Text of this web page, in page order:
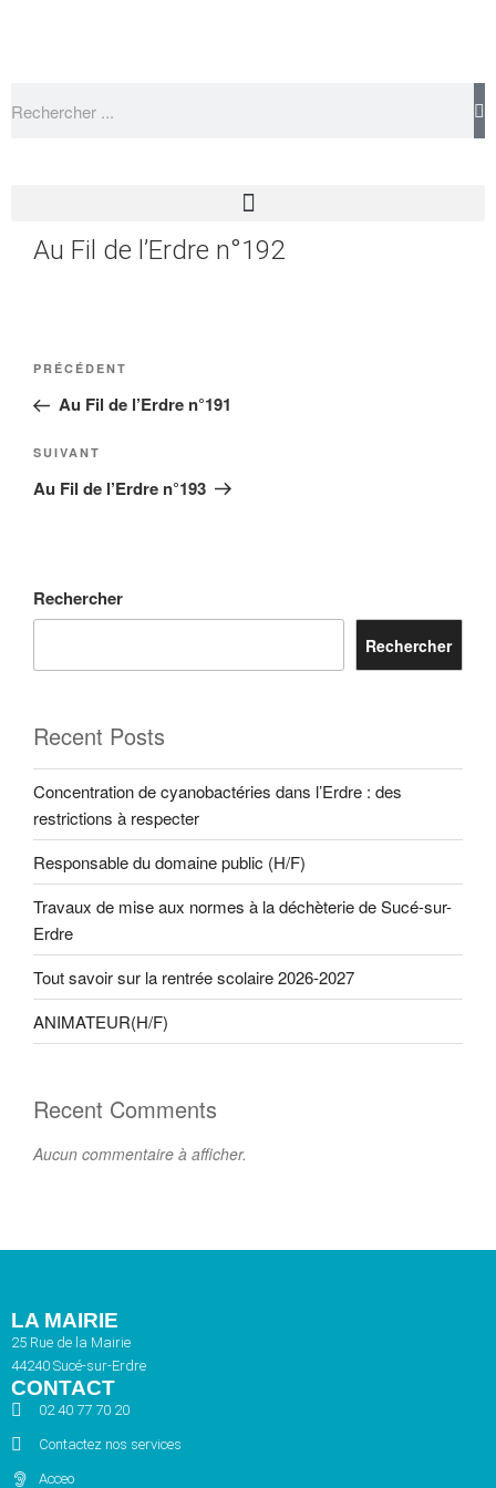
Au Fil de l’Erdre n°192
PRÉCÉDENT
Au Fil de l’Erdre n°191
SUIVANT
Au Fil de l’Erdre n°193
Rechercher
Rechercher
Recent Posts
Concentration de cyanobactéries dans l’Erdre : des
restrictions à respecter
Responsable du domaine public (H/F)
Travaux de mise aux normes à la déchèterie de Sucé-sur-
Erdre
Tout savoir sur la rentrée scolaire 2026-2027
ANIMATEUR(H/F)
Recent Comments
Aucun commentaire à afficher.
LA MAIRIE
25 Rue de la Mairie
44240 Sucé-sur-Erdre
CONTACT
02 40 77 70 20
Contactez nos services
Acceo